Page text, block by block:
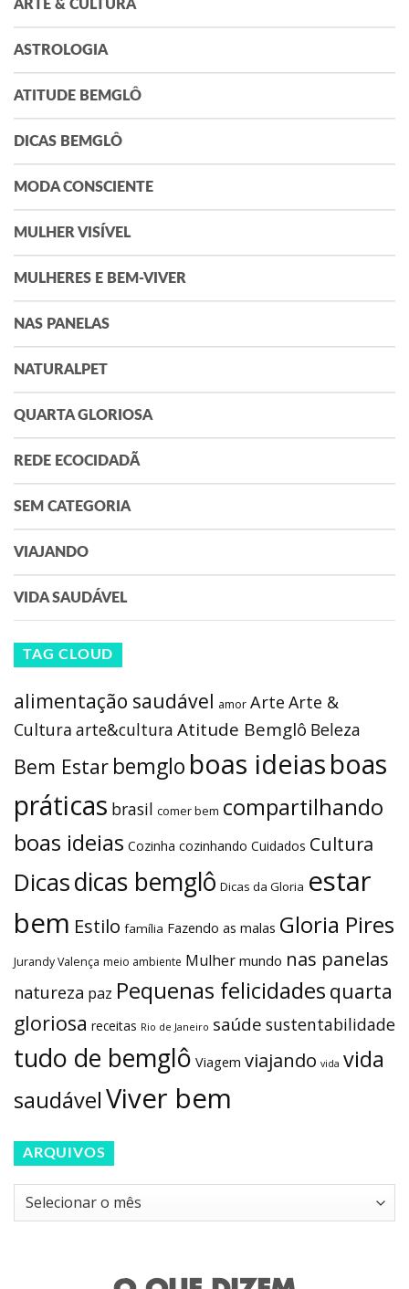
ARTE & CULTURA
ASTROLOGIA
ATITUDE BEMGLÔ
DICAS BEMGLÔ
MODA CONSCIENTE
MULHER VISÍVEL
MULHERES E BEM-VIVER
NAS PANELAS
NATURALPET
QUARTA GLORIOSA
REDE ECOCIDADÃ
SEM CATEGORIA
VIAJANDO
VIDA SAUDÁVEL
TAG CLOUD
alimentação saudável amor Arte Arte &
Cultura arte&cultura Atitude Bemglô Beleza
Bem Estar bemglo boas ideiasboas
práticas brasil comer bem compartilhando
boas ideias Cozinha cozinhando Cuidados Cultura
Dicasdicas bemglô Dicas da Gloria estar
bem Estilo família Fazendo as malas Gloria Pires
Jurandy Valença meio ambiente Mulher mundo nas panelas
natureza paz Pequenas felicidades quarta
gloriosa receitas Rio de Janeiro saúde sustentabilidade
tudo de bemglô Viagem viajando vida vida
saudávelViver bem
ARQUIVOS
Arquivos